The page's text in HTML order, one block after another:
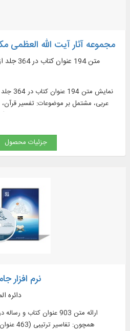
مجموعه آثار آیت الله العظمی
متن 194
نمایش
عربی، مشتمل بر موضوعات: تفسیر
جزئیات محصول
نرم افزار
دائره